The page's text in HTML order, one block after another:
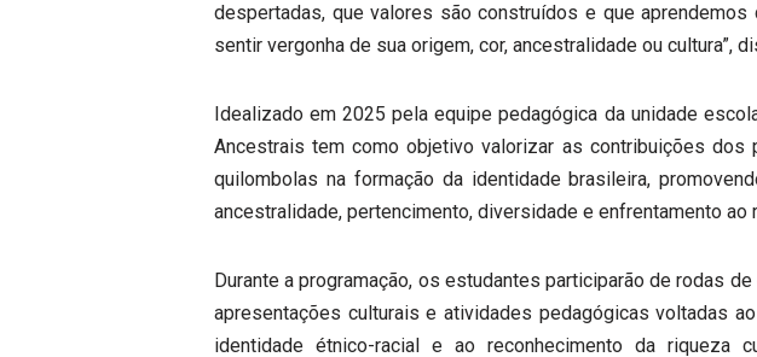
despertadas, que valores são construídos e que aprendemos
sentir vergonha de sua origem, cor, ancestralidade ou cultura”,
Idealizado em 2025 pela equipe pedagógica da unidade
Ancestrais tem como objetivo valorizar as contribuições dos
quilombolas na formação da identidade brasileira,
ancestralidade, pertencimento, diversidade e enfrentamento ao
Durante a programação, os estudantes participarão de rodas
apresentações culturais e atividades pedagógicas voltadas
identidade étnico-racial e ao reconhecimento da riqueza